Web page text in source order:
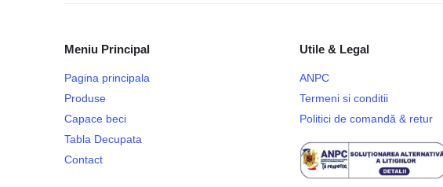
Meniu Principal
Pagina principala
Produse
Capace beci
Tabla Decupata
Contact
Utile & Legal
ANPC
Termeni si conditii
Politici de comandă & retur